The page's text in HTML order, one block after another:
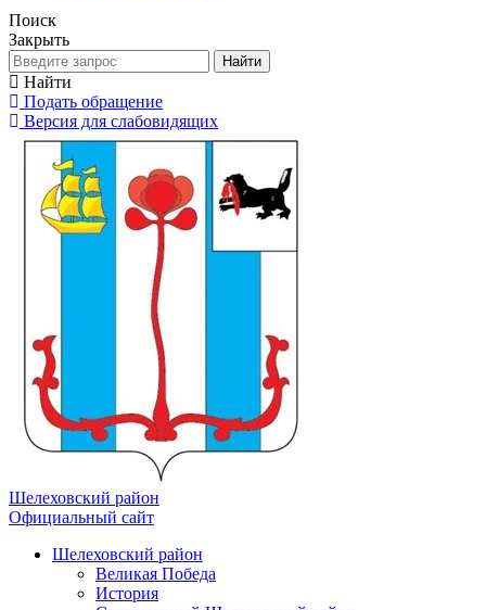
Поиск
Закрыть
Найти
Найти
Подать обращение
Версия для слабовидящих
Шелеховский район
Официальный сайт
Шелеховский район
Великая Победа
История